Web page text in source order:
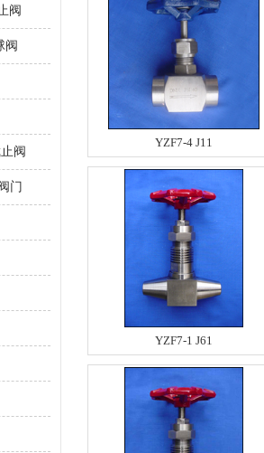
阀
阀
阀
门
YZF7-4 J11
YZF7-1 J61